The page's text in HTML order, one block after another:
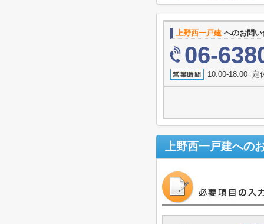
上野西一戸建 へのお問
06-
10:00-18:00 定
上野西一戸建への